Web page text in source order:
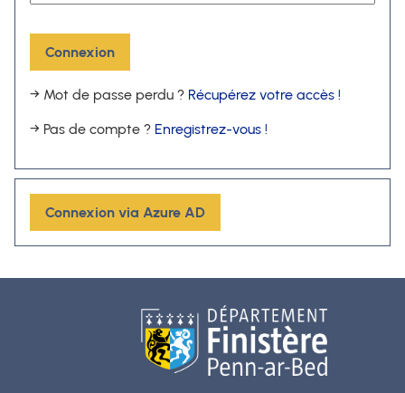
Connexion
→ Mot de passe perdu ? Récupérez votre accès !
→ Pas de compte ? Enregistrez-vous !
Connexion via Azure AD